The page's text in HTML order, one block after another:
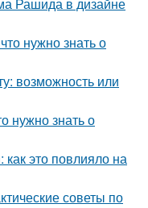
Рашида в дизайне
нужно знать о
возможность или
нужно знать о
как это повлияло на
советы по